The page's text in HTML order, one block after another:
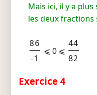
Mais ici, il y a
les deux
86
-1
⩽ 0 ⩽
44
82
Exercice 4